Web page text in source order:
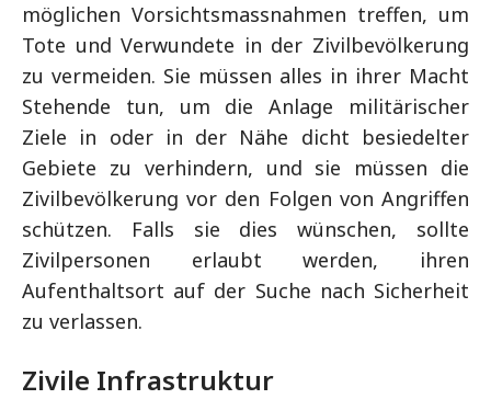
möglichen Vorsichtsmassnahmen treffen, um
Tote und Verwundete in der Zivilbevölkerung
zu vermeiden. Sie müssen alles in ihrer Macht
Stehende tun, um die Anlage militärischer
Ziele in oder in der Nähe dicht besiedelter
Gebiete zu verhindern, und sie müssen die
Zivilbevölkerung vor den Folgen von Angriffen
schützen. Falls sie dies wünschen, sollte
Zivilpersonen erlaubt werden, ihren
Aufenthaltsort auf der Suche nach Sicherheit
zu verlassen.
Zivile Infrastruktur